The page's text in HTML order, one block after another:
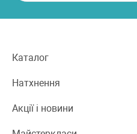
Каталог
Натхнення
Акції і новини